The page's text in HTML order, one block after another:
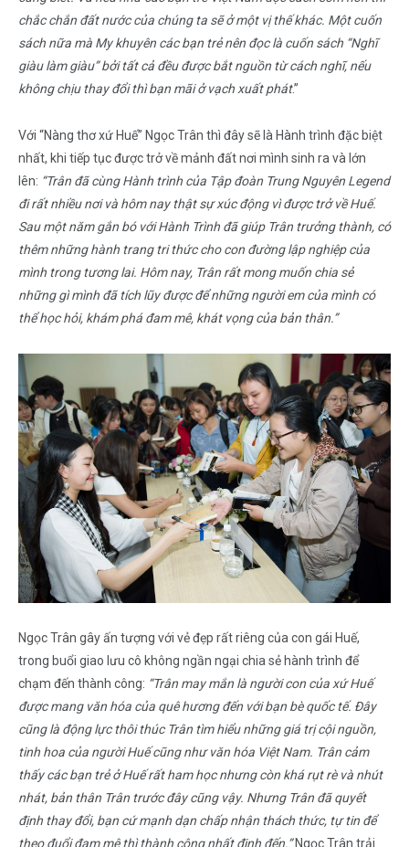
chắc chắn đất nước của chúng ta sẽ ở một vị thế khác. Một cuốn
sách nữa mà My khuyên các bạn trẻ nên đọc là cuốn sách “Nghĩ
giàu làm giàu” bởi tất cả đều được bắt nguồn từ cách nghĩ, nếu
không chịu thay đổi thì bạn mãi ở vạch xuất phát.”
Với “Nàng thơ xứ Huế” Ngọc Trân thì đây sẽ là Hành trình đặc biệt
nhất, khi tiếp tục được trở về mảnh đất nơi mình sinh ra và lớn
lên: “Trân đã cùng Hành trình của Tập đoàn Trung Nguyên Legend
đi rất nhiều nơi và hôm nay thật sự xúc động vì được trở về Huế.
Sau một năm gắn bó với Hành Trình đã giúp Trân trưởng thành, có
thêm những hành trang tri thức cho con đường lập nghiệp của
mình trong tương lai. Hôm nay, Trân rất mong muốn chia sẻ
những gì mình đã tích lũy được để những người em của mình có
thể học hỏi, khám phá đam mê, khát vọng của bản thân.”
Ngọc Trân gây ấn tượng với vẻ đẹp rất riêng của con gái Huế,
trong buổi giao lưu cô không ngần ngại chia sẻ hành trình để
chạm đến thành công: “Trân may mắn là người con của xứ Huế
được mang văn hóa của quê hương đến với bạn bè quốc tế. Đây
cũng là động lực thôi thúc Trân tìm hiểu những giá trị cội nguồn,
tinh hoa của người Huế cũng như văn hóa Việt Nam. Trân cảm
thấy các bạn trẻ ở Huế rất ham học nhưng còn khá rụt rè và nhút
nhát, bản thân Trân trước đây cũng vậy. Nhưng Trân đã quyết
định thay đổi, bạn cứ mạnh dạn chấp nhận thách thức, tự tin để
theo đuổi đam mê thì thành công nhất định đến.”Ngọc Trân trải